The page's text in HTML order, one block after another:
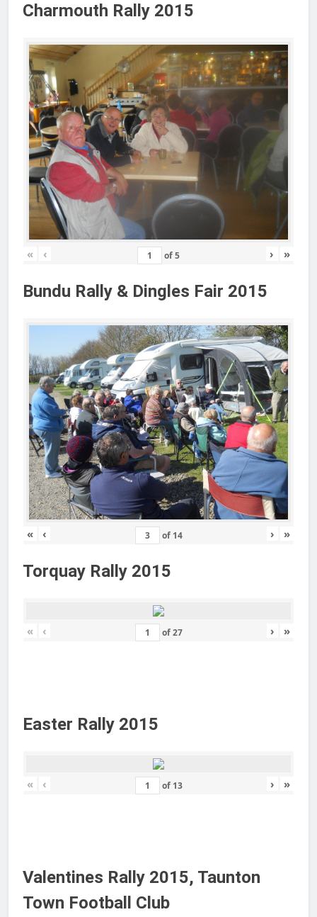
Charmouth Rally 2015
« ‹ of5 › »
Bundu Rally & Dingles Fair 2015
« ‹ of 14 › »
Torquay Rally 2015
« ‹ of27 › »
Easter Rally 2015
« ‹ of 13 › »
Valentines Rally 2015, Taunton
Town Football Club